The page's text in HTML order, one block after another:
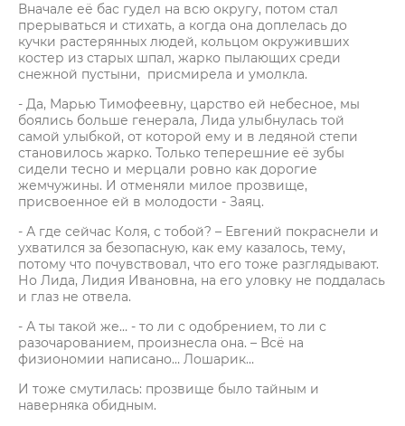
Вначале её бас гудел на всю округу, потом стал
прерываться и стихать, а когда она доплелась до
кучки растерянных людей, кольцом окруживших
костер из старых шпал, жарко пылающих среди
снежной пустыни, присмирела и умолкла.
- Да, Марью Тимофеевну, царство ей небесное, мы
боялись больше генерала, Лида улыбнулась той
самой улыбкой, от которой ему и в ледяной степи
становилось жарко. Только теперешние её зубы
сидели тесно и мерцали ровно как дорогие
жемчужины. И отменяли милое прозвище,
присвоенное ей в молодости - Заяц.
- А где сейчас Коля, с тобой? – Евгений покраснели и
ухватился за безопасную, как ему казалось, тему,
потому что почувствовал, что его тоже разглядывают.
Но Лида, Лидия Ивановна, на его уловку не поддалась
и глаз не отвела.
- А ты такой же… - то ли с одобрением, то ли с
разочарованием, произнесла она. – Всё на
физиономии написано… Лошарик…
И тоже смутилась: прозвище было тайным и
наверняка обидным.